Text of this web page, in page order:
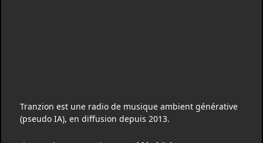
Tranzion est une radio de musique ambient générative
(pseudo IA), en diffusion depuis 2013.